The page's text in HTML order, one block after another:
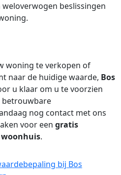
beslissingen
woning te verkopen of
naar de huidige waarde, Bos
u klaar om u te voorzien
betrouwbare
nog contact met ons
voor een gratis
woonhuis.
bij Bos